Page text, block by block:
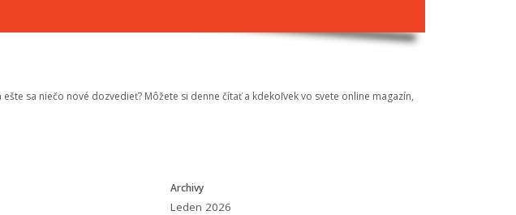
sa niečo nové dozvedieť? Môžete si denne čítať a kdekoľvek vo svete online magazín,
Archivy
Leden 2026